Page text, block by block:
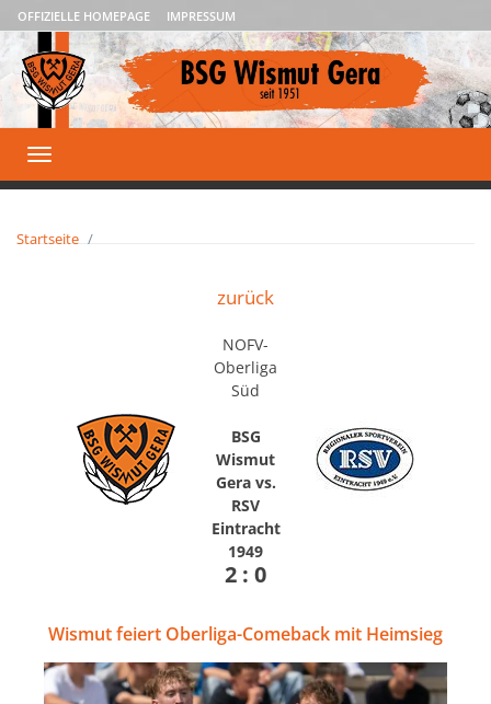
OFFIZIELLE HOMEPAGE IMPRESSUM
Toggle
navigation
Startseite
zurück
NOFV-
Oberliga
Süd
BSG
Wismut
Gera vs.
RSV
Eintracht
1949
2 : 0
Wismut feiert Oberliga-Comeback mit Heimsieg